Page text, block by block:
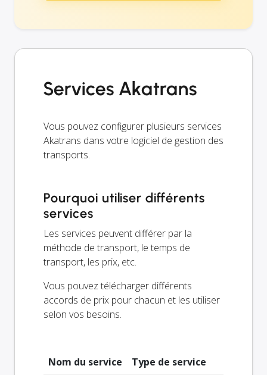
Services Akatrans
Vous pouvez configurer plusieurs services
Akatrans dans votre logiciel de gestion des
transports.
Pourquoi utiliser différents
services
Les services peuvent différer par la
méthode de transport, le temps de
transport, les prix, etc.
Vous pouvez télécharger différents
accords de prix pour chacun et les utiliser
selon vos besoins.
Nom du service
Type de service